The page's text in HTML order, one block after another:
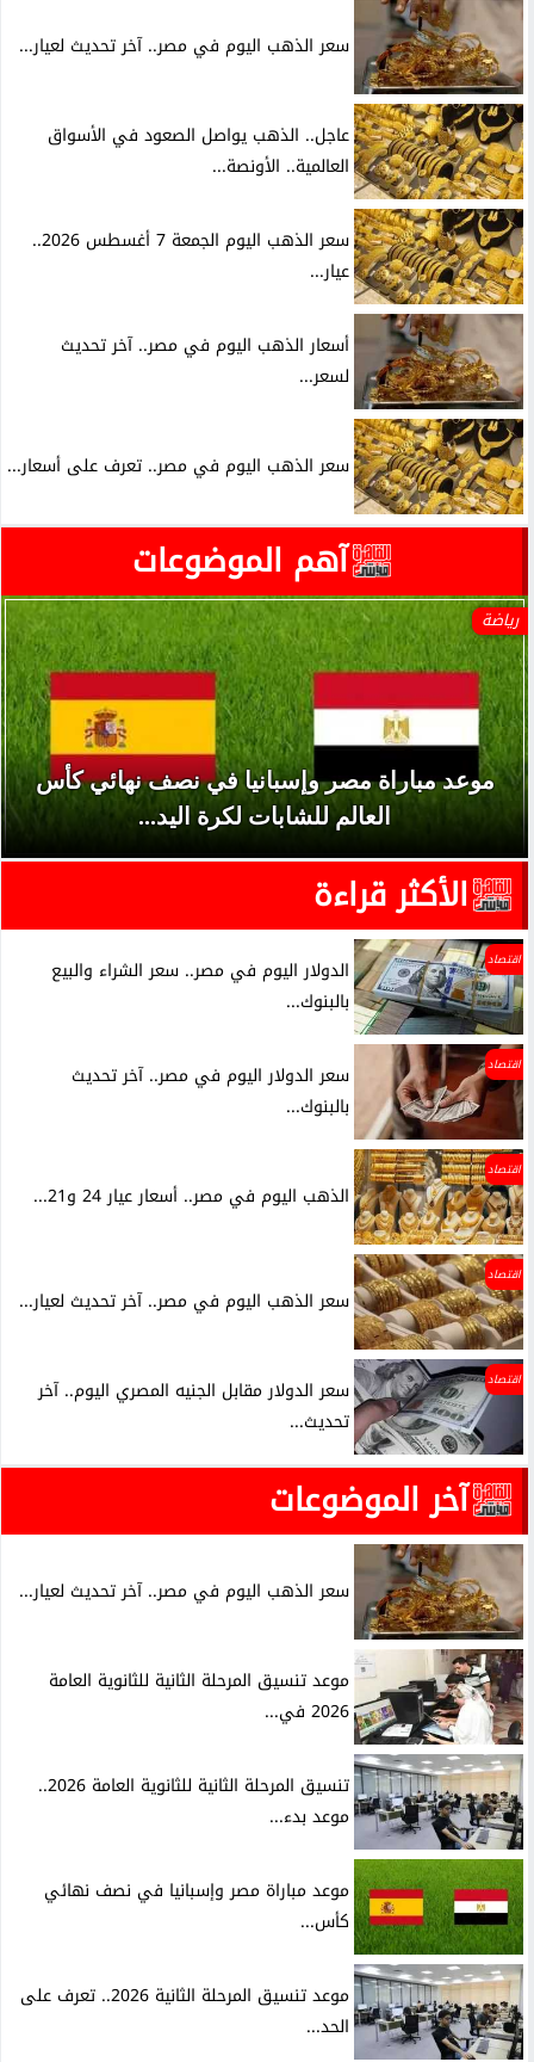
سعر الذهب اليوم في مصر.. آخر تحديث لعيار...
عاجل.. الذهب يواصل الصعود في الأسواق
العالمية.. الأونصة...
سعر الذهب اليوم الجمعة 7 أغسطس 2026..
عيار...
أسعار الذهب اليوم في مصر.. آخر تحديث
لسعر...
سعر الذهب اليوم في مصر.. تعرف على أسعار...
آهم الموضوعات
رياضة
موعد مباراة مصر وإسبانيا في نصف نهائي كأس
العالم للشابات لكرة اليد...
الأكثر قراءة
اقتصاد
الدولار اليوم في مصر.. سعر الشراء والبيع
بالبنوك...
اقتصاد
سعر الدولار اليوم في مصر.. آخر تحديث
بالبنوك...
اقتصاد
الذهب اليوم في مصر.. أسعار عيار 24 و21...
اقتصاد
سعر الذهب اليوم في مصر.. آخر تحديث لعيار...
اقتصاد
سعر الدولار مقابل الجنيه المصري اليوم.. آخر
تحديث...
آخر الموضوعات
سعر الذهب اليوم في مصر.. آخر تحديث لعيار...
موعد تنسيق المرحلة الثانية للثانوية العامة
2026 في...
تنسيق المرحلة الثانية للثانوية العامة 2026..
موعد بدء...
موعد مباراة مصر وإسبانيا في نصف نهائي
كأس...
موعد تنسيق المرحلة الثانية 2026.. تعرف على
الحد...